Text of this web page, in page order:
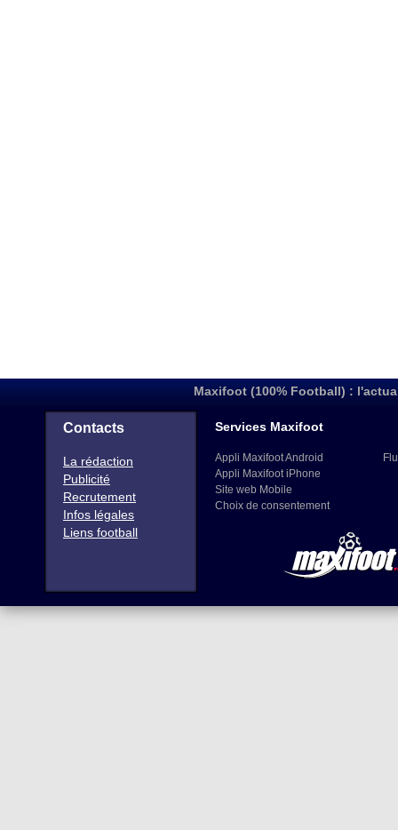
Maxifoot (100% Football) :
Contacts
La rédaction
Publicité
Recrutement
Infos légales
Liens football
Services Maxifoot
Appli Maxifoot Android
Appli Maxifoot iPhone
Site web Mobile
Choix de consentement